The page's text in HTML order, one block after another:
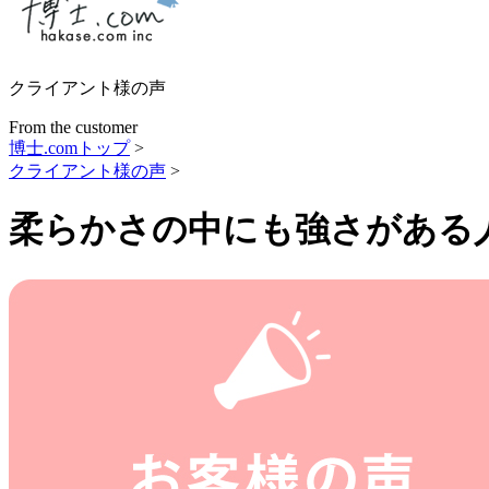
クライアント様の声
From the customer
博士.comトップ>
クライアント様の声 >
柔らかさの中にも強さがある